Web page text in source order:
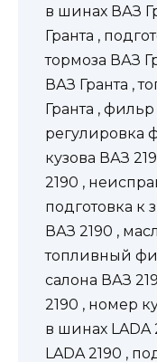
в шинах ВАЗ
Гранта ,
тормоза ВАЗ
ВАЗ Гранта ,
Гранта ,
регулировка
кузова ВАЗ
2190 ,
подготовка к
ВАЗ 2190 ,
топливный
салона ВАЗ
2190 , номер
в шинах LADA
LADA 2190 ,